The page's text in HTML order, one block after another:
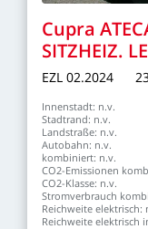
Cupra
SITZHEIZ.
EZL 02.2024
Innenstadt: n.v.
Stadtrand: n.v.
Landstraße: n.v.
Autobahn: n.v.
kombiniert: n.v.
CO2-Emissionen
CO2-Klasse: n.v.
Stromverbrauch
Reichweite elektrisch:
Reichweite elektrisch